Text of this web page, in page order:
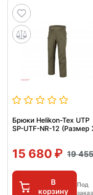
Брюки Helikon-Tex UTP
SP-UTF-NR-12 (Размер
15 680 19
В
корзину
Под
заказ